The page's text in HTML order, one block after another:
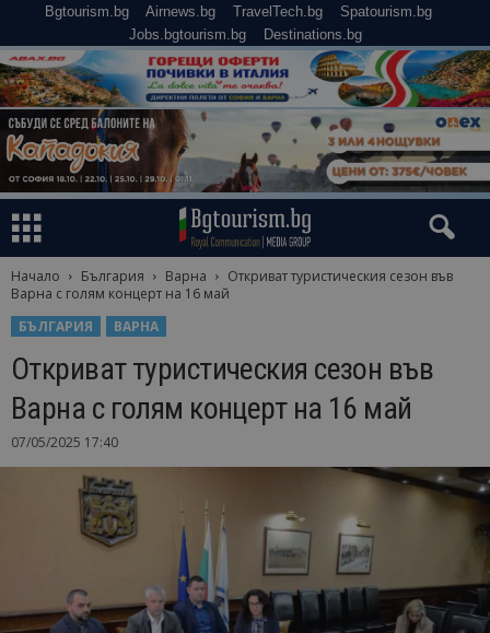
Bgtourism.bg Airnews.bg TravelTech.bg
Spatourism.bg
Jobs.bgtourism.bg
Destinations.bg
Начало България Варна
Откриват туристическия сезон във
Варна с голям концерт на 16 май
БЪЛГАРИЯ
ВАРНА
Откриват туристическия сезон във
Варна с голям концерт на 16 май
07/05/2025 17:40